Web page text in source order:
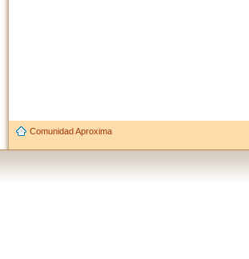
Comunidad Aproxima